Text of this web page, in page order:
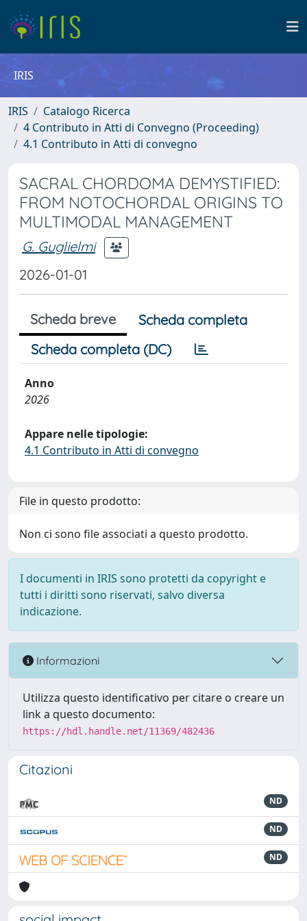
IRIS
IRIS
Catalogo Ricerca
4 Contributo in Atti di Convegno (Proceeding)
4.1 Contributo in Atti di convegno
SACRAL CHORDOMA DEMYSTIFIED:
FROM NOTOCHORDAL ORIGINS TO
MULTIMODAL MANAGEMENT
G. Guglielmi
2026-01-01
Scheda breve
Scheda completa
Scheda completa (DC)
Anno
2026
Appare nelle tipologie:
4.1 Contributo in Atti di convegno
File in questo prodotto:
Non ci sono file associati a questo prodotto.
I documenti in IRIS sono protetti da copyright e
tutti i diritti sono riservati, salvo diversa
indicazione.
Informazioni
Utilizza questo identificativo per citare o creare un
link a questo documento:
https://hdl.handle.net/11369/482436
Citazioni
ND
ND
ND